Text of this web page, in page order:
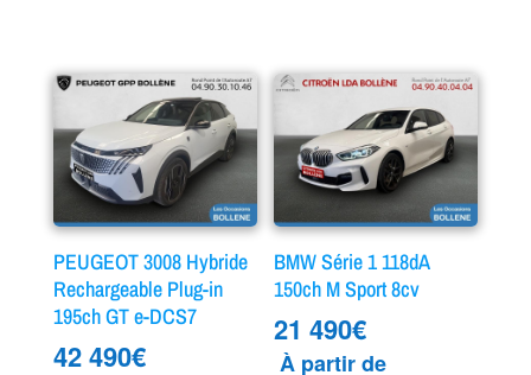
PEUGEOT 3008 Hybride
Rechargeable Plug-in
195ch GT e-DCS7
42 490€
BMW Série 1 118dA
150ch M Sport 8cv
21 490€
À partir de